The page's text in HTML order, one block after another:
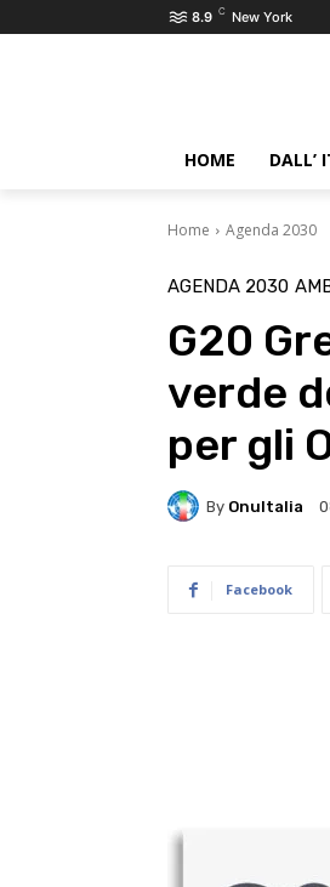
8.9 C New York
HOME DALL’
Home Agenda 2030
AGENDA 2030
G20
verde
per gli
By OnuItalia
Facebook